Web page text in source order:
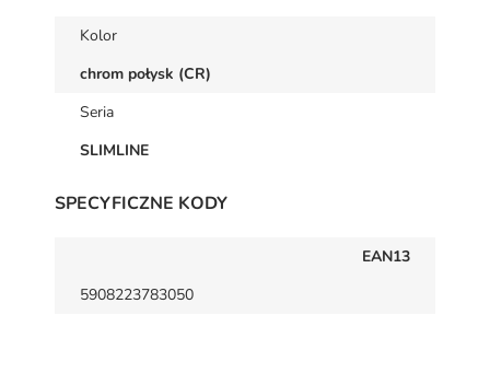
Kolor
chrom połysk (CR)
Seria
SLIMLINE
SPECYFICZNE KODY
EAN13
5908223783050